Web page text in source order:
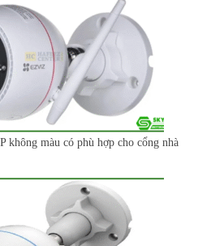
không màu có phù hợp cho cổng nhà